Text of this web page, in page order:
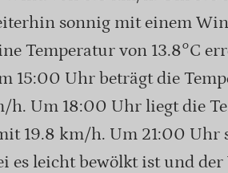
sonnig mit einem
Temperatur von 13.8°C
15:00 Uhr beträgt die
h. Um 18:00 Uhr liegt die
19.8 km/h. Um 21:00 Uhr
es leicht bewölkt ist und